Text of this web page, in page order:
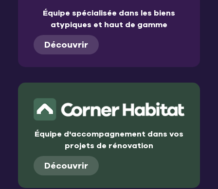
Équipe spécialisée dans les biens
atypiques et haut de gamme
Découvrir
Équipe d'accompagnement dans vos
projets de rénovation
Découvrir